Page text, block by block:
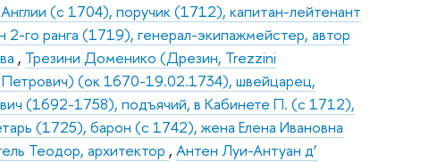
(с 1704), поручик (1712), капитан-лейтенант
го ранга (1719), генерал-экипажмейстер, автор
, Трезини Доменико (Дрезин, Trezzini
(ок 1670-19.02.1734), швейцарец,
(1692-1758), подъячий, в Кабинете П. (с 1712),
(1725), барон (с 1742), жена Елена Ивановна
Теодор, архитектор ,Антен Луи-Антуан д’